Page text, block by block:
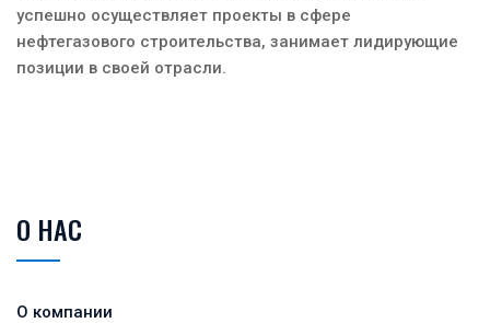
успешно осуществляет проекты в сфере
нефтегазового строительства, занимает лидирующие
позиции в своей отрасли.
О НАС
О компании